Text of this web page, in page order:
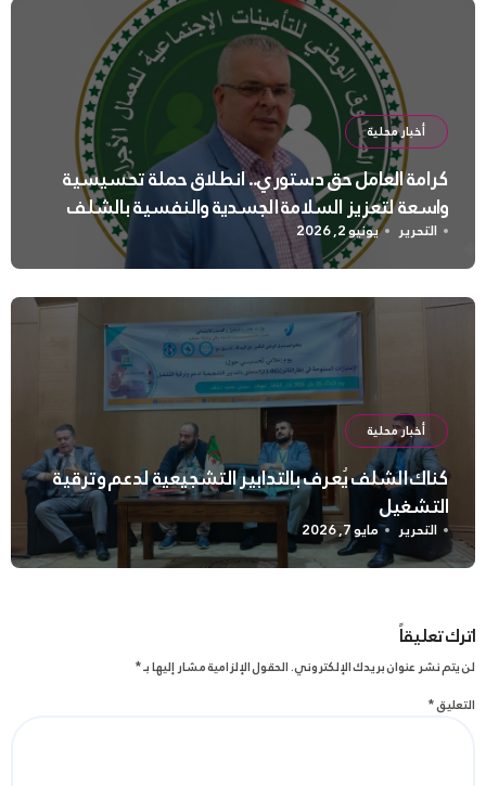
أخبار محلية
كرامة العامل حق دستوري.. انطلاق حملة تحسيسية
واسعة لتعزيز السلامة الجسدية والنفسية بالشلف
التحرير يونيو 2, 2026
أخبار محلية
كناك الشلف يُعرف بالتدابير التشجيعية لدعم وترقية
التشغيل
التحرير مايو 7, 2026
اترك تعليقاً
لن يتم نشر عنوان بريدك الإلكتروني.الحقول الإلزامية مشار إليها بـ*
التعليق*